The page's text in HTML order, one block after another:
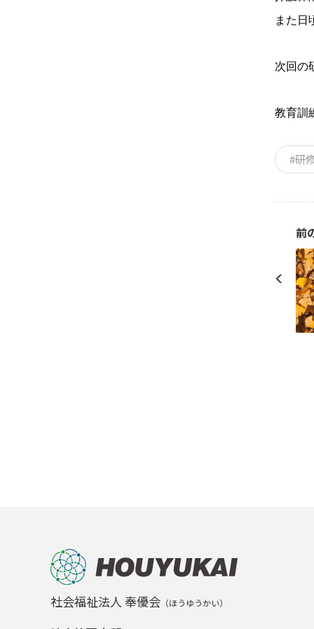
また日
次回の
教育訓
#研
前
社会福祉法人 奉優会 （ほうゆうかい）